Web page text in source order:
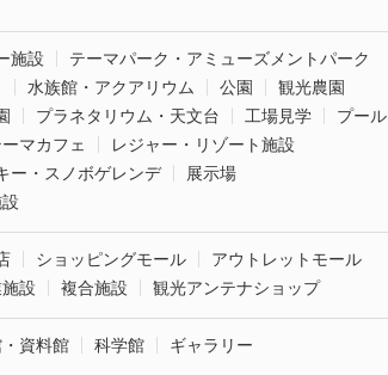
施設
テーマパーク・アミューズメントパーク
水族館・アクアリウム 公園
観光農園
プラネタリウム・天文台 工場見学
プール
マカフェ
レジャー・リゾート施設
ー・スノボゲレンデ
展示場
ショッピングモール
アウトレットモール
設
複合施設 観光アンテナショップ
資料館 科学館 ギャラリー